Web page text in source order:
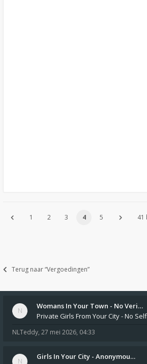
1 2 3 4 5 41
Terug naar “Vergoedingen”
Womans In Your Town - No Veri…
NLTeddy, 27 mei 2026, 04:33
Girls In Your City - Anonymou…